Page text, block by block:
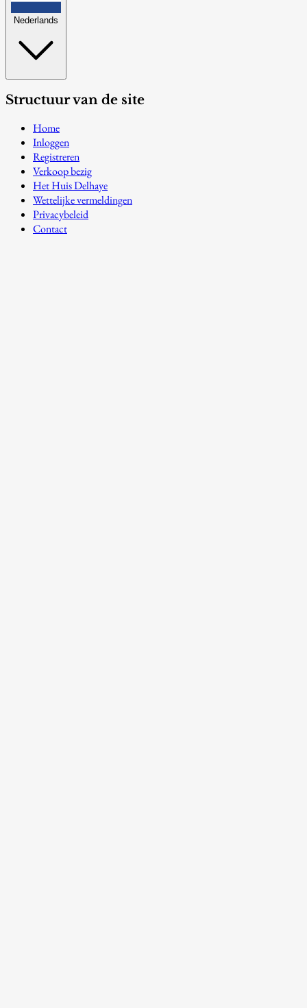
Nederlands
Structuur van de site
Home
Inloggen
Registreren
Verkoop bezig
Het Huis Delhaye
Wettelijke vermeldingen
Privacybeleid
Contact